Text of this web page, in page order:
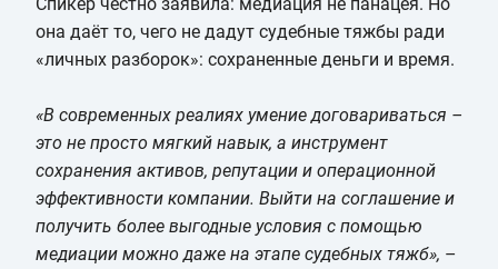
она даёт то, чего не дадут судебные тяжбы ради
«личных разборок»: сохраненные деньги и время.
«В современных реалиях умение договариваться –
это не просто мягкий навык, а инструмент
сохранения активов, репутации и операционной
эффективности компании. Выйти на соглашение и
получить более выгодные условия с помощью
медиации можно даже на этапе судебных тяжб», –